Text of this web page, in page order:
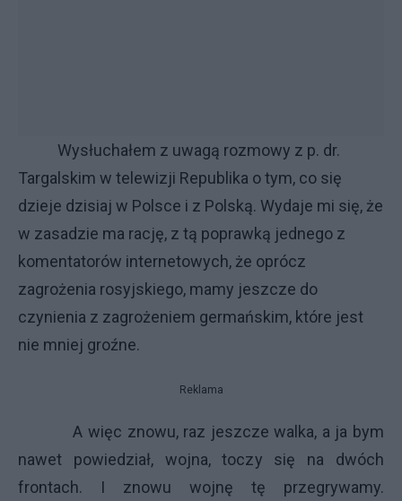
Wysłuchałem z uwagą rozmowy z p. dr.
Targalskim w telewizji Republika o tym, co się
dzieje dzisiaj w Polsce i z Polską. Wydaje mi się, że
w zasadzie ma rację, z tą poprawką jednego z
komentatorów internetowych, że oprócz
zagrożenia rosyjskiego, mamy jeszcze do
czynienia z zagrożeniem germańskim, które jest
nie mniej groźne.
Reklama
A więc znowu, raz jeszcze walka, a ja bym
nawet powiedział, wojna, toczy się na dwóch
frontach. I znowu wojnę tę przegrywamy.